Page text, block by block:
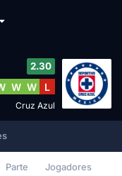
2.30
W W L
Cruz Azul
Parte Jogadores